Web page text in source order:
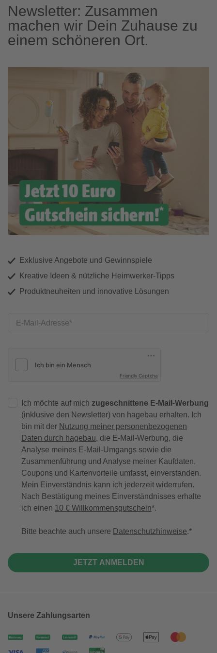
Newsletter: Zusammen
machen wir Dein Zuhause zu
einem schöneren Ort.
Exklusive Angebote und Gewinnspiele
Kreative Ideen & nützliche Heimwerker-Tipps
Produktneuheiten und innovative Lösungen
E-Mail-Adresse
Friendly Captcha
Ich möchte auf mich zugeschnittene E-Mail-Werbung
(inklusive den Newsletter) von hagebau erhalten. Ich
bin mit der Nutzung meiner personenbezogenen
Daten durch hagebau, die E-Mail-Werbung, die
Analyse meines E-Mail-Umgangs sowie die
Zusammenführung und Analyse meiner Kaufdaten,
Coupons und Kartenvorteile umfasst, einverstanden.
Mein Einverständnis kann ich jederzeit widerrufen.
Nach Bestätigung meines Einverständnisses erhalte
ich einen 10 € Willkommensgutschein*.
Bitte beachte auch unsere Datenschutzhinweise.
JETZT ANMELDEN
Unsere Zahlungsarten